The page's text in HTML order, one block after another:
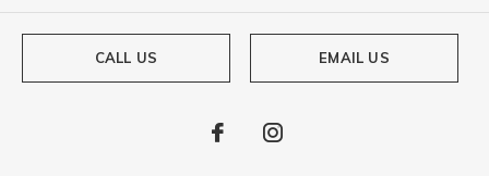
CALL US EMAIL US